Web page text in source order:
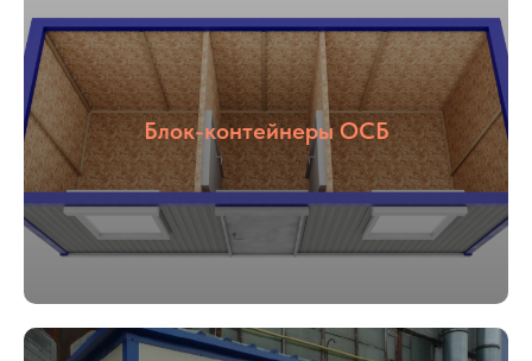
Блок-контейнеры ОСБ